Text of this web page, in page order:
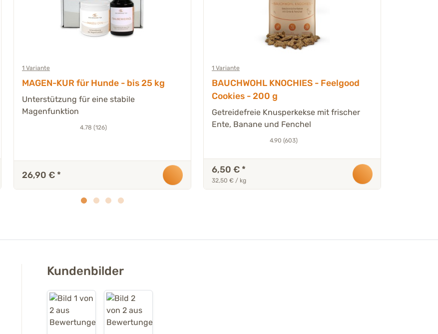
1 Variante
MAGEN-KUR für Hunde - bis 25 kg
Unterstützung für eine stabile
Magenfunktion
4.78 (126)
26,90 € *
1 Variante
BAUCHWOHL KNOCHIES - Feelgood
Cookies - 200 g
Getreidefreie Knusperkekse mit frischer
Ente, Banane und Fenchel
4.90 (603)
6,50 € *
32,50 € / kg
Kundenbilder